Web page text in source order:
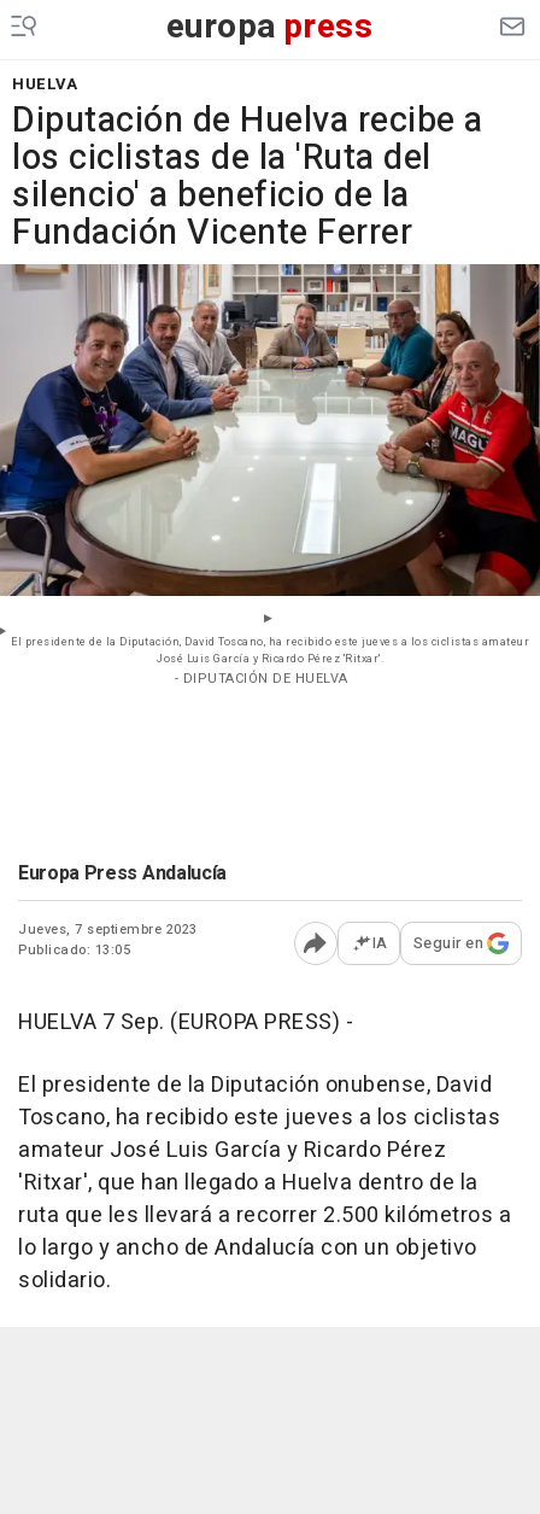
europa press
HUELVA
Diputación de Huelva recibe a
los ciclistas de la 'Ruta del
silencio' a beneficio de la
Fundación Vicente Ferrer
El presidente de la Diputación, David Toscano, ha recibido este jueves a los ciclistas amateur
José Luis García y Ricardo Pérez 'Ritxar'.
- DIPUTACIÓN DE HUELVA
Europa Press Andalucía
Jueves, 7 septiembre 2023
Publicado: 13:05
Abrir opciones para
IA Seguir en
HUELVA 7 Sep. (EUROPA PRESS) -
El presidente de la Diputación onubense, David
Toscano, ha recibido este jueves a los ciclistas
amateur José Luis García y Ricardo Pérez
'Ritxar', que han llegado a Huelva dentro de la
ruta que les llevará a recorrer 2.500 kilómetros a
lo largo y ancho de Andalucía con un objetivo
solidario.